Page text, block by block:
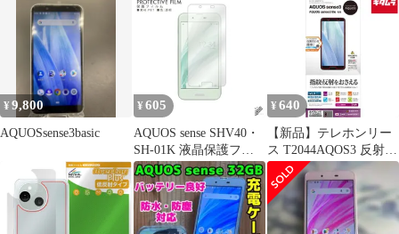
スマホケース カバー ス
ーパークリア TPU 透明
ソフト アクオスセンス
5G AQUOS sense 5G ス
マホカバー
ス8 本体保護フィルム
さらさら手触り 低反射
¥9,800
AQUOSsense3basic
¥ 605
AQUOS sense SHV40・
SH-01K 液晶保護フィ
ルム
¥ 640
【新品】テレホンリー
ス T2044AQOS3 反射防
止フィルム(AQUOS
sense 3/sense 3 lite用)